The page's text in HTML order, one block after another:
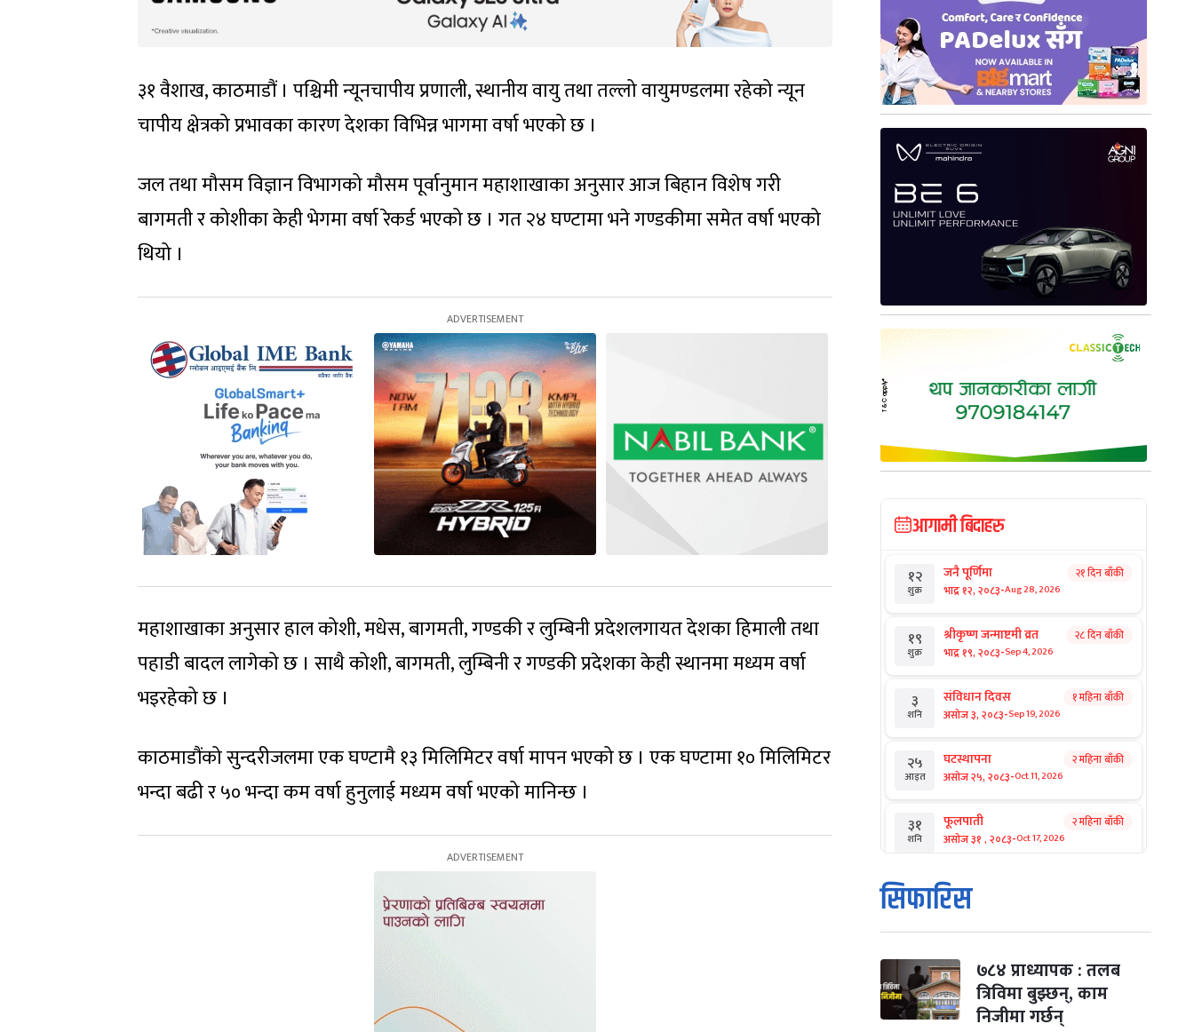
३१ वैशाख, काठमाडौं । पश्चिमी न्यूनचापीय प्रणाली, स्थानीय वायु तथा तल्लो वायुमण्डलमा रहेको न्यून
चापीय क्षेत्रको प्रभावका कारण देशका विभिन्न भागमा वर्षा भएको छ ।
जल तथा मौसम विज्ञान विभागको मौसम पूर्वानुमान महाशाखाका अनुसार आज बिहान विशेष गरी
बागमती र कोशीका केही भेगमा वर्षा रेकर्ड भएको छ । गत २४ घण्टामा भने गण्डकीमा समेत वर्षा भएको
थियो ।
महाशाखाका अनुसार हाल कोशी, मधेस, बागमती, गण्डकी र लुम्बिनी प्रदेशलगायत देशका हिमाली तथा
पहाडी बादल लागेको छ । साथै कोशी, बागमती, लुम्बिनी र गण्डकी प्रदेशका केही स्थानमा मध्यम वर्षा
भइरहेको छ ।
काठमाडौंको सुन्दरीजलमा एक घण्टामै १३ मिलिमिटर वर्षा मापन भएको छ । एक घण्टामा १० मिलिमिटर
भन्दा बढी र ५० भन्दा कम वर्षा हुनुलाई मध्यम वर्षा भएको मानिन्छ ।
आगामी बिदाहरु
१२
शुक्र
जनै पूर्णिमा
भाद्र १२, २०८३-Aug 28, 2026
२१ दिन बाँकी
१९
शुक्र
श्रीकृष्ण जन्माष्टमी व्रत
भाद्र १९, २०८३-Sep 4, 2026
२८ दिन बाँकी
३
शनि
संविधान दिवस
असोज ३, २०८३-Sep 19, 2026
१ महिना बाँकी
२५
आइत
घटस्थापना
असोज २५, २०८३-Oct 11, 2026
२ महिना बाँकी
३१
शनि
फूलपाती
असोज ३१ , २०८३-Oct 17, 2026
२ महिना बाँकी
१
आइत
कार्तिक सङ्क्रान्ति
कार्तिक १, २०८३
मंगल कार्तिक ३, २०८३ -Oct 20, 2026
४ विजयादशमी
कार्तिक ४, २०८३-Oct 21, 2026
सिफारिस
७८४ प्राध्यापक : तलब
त्रिविमा बुझ्छन्, काम
निजीमा गर्छन्